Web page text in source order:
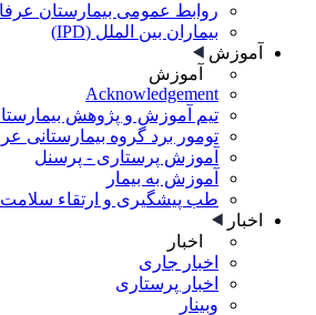
روابط عمومی بیمارستان
بیماران بین الملل (IPD)
آموزش
آموزش
Acknowledgement
تیم آموزش و پژوهش
تومور برد گروه بیمارستانی
آموزش پرستاری - پرسنل
آموزش به بیمار
طب پیشگیری و ارتقاء سلامت
اخبار
اخبار
اخبار جاری
اخبار پرستاری
وبینار